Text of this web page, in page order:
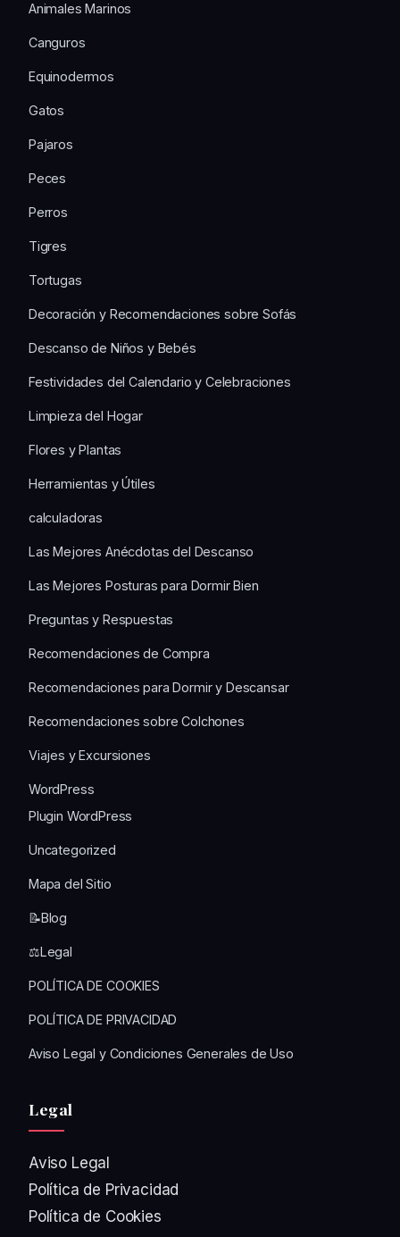
Animales Marinos
Canguros
Equinodermos
Gatos
Pajaros
Peces
Perros
Tigres
Tortugas
Decoración y Recomendaciones sobre Sofás
Descanso de Niños y Bebés
Festividades del Calendario y Celebraciones
Limpieza del Hogar
Flores y Plantas
Herramientas y Útiles
calculadoras
Las Mejores Anécdotas del Descanso
Las Mejores Posturas para Dormir Bien
Preguntas y Respuestas
Recomendaciones de Compra
Recomendaciones para Dormir y Descansar
Recomendaciones sobre Colchones
Viajes y Excursiones
WordPress
Plugin WordPress
Uncategorized
Mapa del Sitio
📝Blog
⚖️Legal
POLÍTICA DE COOKIES
POLÍTICA DE PRIVACIDAD
Aviso Legal y Condiciones Generales de Uso
Legal
Aviso Legal
Política de Privacidad
Política de Cookies